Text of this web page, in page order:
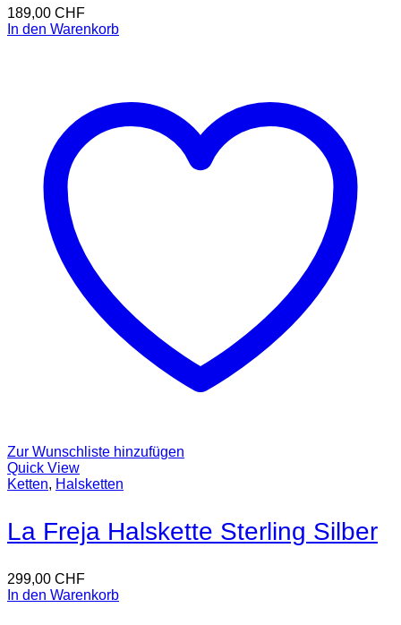
189,00 CHF
In den Warenkorb
Zur Wunschliste hinzufügen
Quick View
Ketten, Halsketten
La Freja Halskette Sterling Silber
299,00 CHF
In den Warenkorb